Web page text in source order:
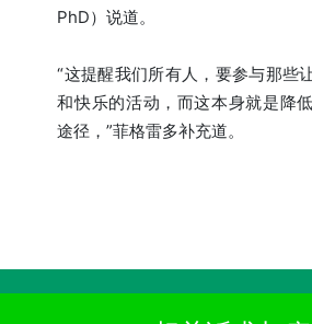
PhD）说道。
“这提醒我们所有人，要参与那些
和快乐的活动，而这本身就是降
途径，”菲格雷多补充道。